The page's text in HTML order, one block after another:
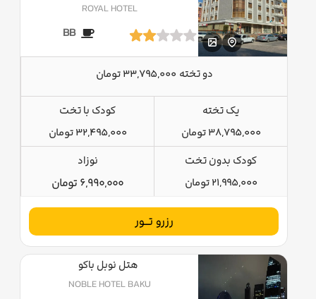
ROYAL HOTEL
BB
دو تخته 33,795,000 تومان
یک تخته
38,795,000 تومان
کودک با تخت
32,495,000 تومان
کودک بدون تخت
21,995,000 تومان
نوزاد
6,990,000 تومان
رزرو تــور
هتل نوبل باکو
NOBLE HOTEL BAKU